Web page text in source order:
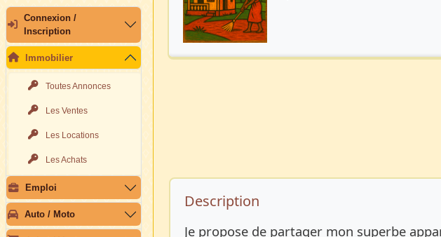
Connexion /
Inscription
Immobilier
Toutes Annonces
Les Ventes
Les Locations
Les Achats
Emploi
Auto / Moto Description de l’annonce
Description
Je propose de partager mon superbe